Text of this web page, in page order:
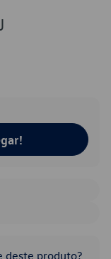
deste produto?